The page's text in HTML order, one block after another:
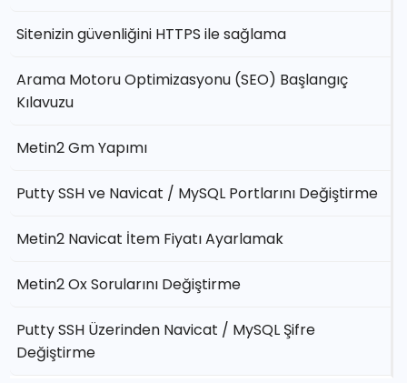
Sitenizin güvenliğini HTTPS ile sağlama
Arama Motoru Optimizasyonu (SEO) Başlangıç
Kılavuzu
Metin2 Gm Yapımı
Putty SSH ve Navicat / MySQL Portlarını Değiştirme
Metin2 Navicat İtem Fiyatı Ayarlamak
Metin2 Ox Sorularını Değiştirme
Putty SSH Üzerinden Navicat / MySQL Şifre
Değiştirme